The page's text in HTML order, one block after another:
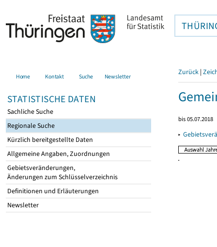
Home Kontakt Suche Newsletter
STATISTISCHE DATEN
Sachliche Suche
Regionale Suche
Kürzlich bereitgestellte Daten
Allgemeine Angaben, Zuordnungen
Gebietsveränderungen,
Änderungen zum Schlüsselverzeichnis
Definitionen und Erläuterungen
Newsletter
Zurück |
bis 05.07.2018
▸